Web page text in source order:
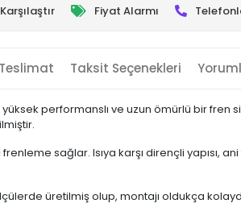
Karşılaştır Fiyat Alarmı
Taksit Seçenekleri
performanslı ve uzun ömürlü bir fren
sağlar. Isıya karşı dirençli yapısı,
üretilmiş olup, montajı oldukça